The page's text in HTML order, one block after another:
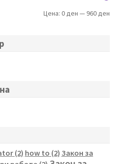
Цена:0 ден — 960 ден
(2) how to (2) Закон за